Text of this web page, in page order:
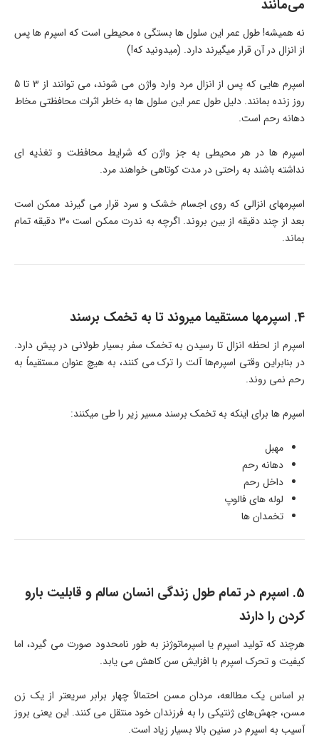
می‌مانند
نه همیشه! طول عمر این سلول ها بستگی ه محیطی است که اسپرم ها پس
از انزال در آن قرار میگیرند دارد. (میدونید که!)
اسپرم هایی که پس از انزال مرد وارد واژن می شوند، می توانند از 3 تا 5
روز زنده بمانند. دلیل طول عمر این سلول ها به خاطر اثرات محافظتی مخاط
دهانه رحم است.
اسپرم ها در هر محیطی به جز واژن که شرایط محافظت و تغذیه ای
نداشته باشند به راحتی در مدت کوتاهی خواهند مرد.
اسپرمهای انزالی که روی اجسام خشک و سرد قرار می گیرند ممکن است
بعد از چند دقیقه از بین بروند. اگرچه به ندرت ممکن است 30 دقیقه تمام
بماند.
4. اسپرمها مستقیما میروند تا به تخمک برسند
اسپرم از لحظه انزال تا رسیدن به تخمک سفر بسیار طولانی در پیش دارد.
در بنابراین وقتی اسپرم‌ها آلت را ترک می کنند، به هیچ عنوان مستقیماً به
رحم نمی روند.
اسپرم ها برای اینکه به تخمک برسند مسیر زیر را طی میکنند:
مهبل
دهانه رحم
داخل رحم
لوله های فالوپ
تخمدان ها
5. اسپرم در تمام طول زندگی انسان سالم و قابلیت بارو
کردن را دارند
هرچند که تولید اسپرم یا اسپرماتوژنز به طور نامحدود صورت می گیرد، اما
کیفیت و تحرک اسپرم با افزایش سن کاهش می یابد.
بر اساس یک مطالعه، مردان مسن احتمالاً چهار برابر سریعتر از یک زن
مسن، جهش‌های ژنتیکی را به فرزندان خود منتقل می کنند. این یعنی بروز
آسیب به اسپرم در سنین بالا بسیار زیاد است.